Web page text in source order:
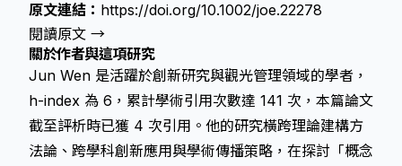
原文連結： https://doi.org/10.1002/joe.22278
閱讀原文 →
關於作者與這項研究
Jun Wen 是活躍於創新研究與觀光管理領域的學者，
h-index 為 6，累計學術引用次數達 141 次，本篇論文
截至評析時已獲 4 次引用。他的研究橫跨理論建構方
法論、跨學科創新應用與學術傳播策略，在探討「概念